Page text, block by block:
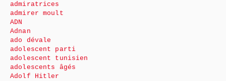
admiratrices
admirer moult
ADN
Adnan
ado dévale
adolescent parti
adolescent tunisien
adolescents âgés
Adolf Hitler